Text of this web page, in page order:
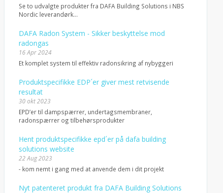
Se to udvalgte produkter fra DAFA Building Solutions i NBS
Nordic leverandørk...
DAFA Radon System - Sikker beskyttelse mod
radongas
16 Apr 2024
Et komplet system til effektiv radonsikring af nybyggeri
Produktspecifikke EDP´er giver mest retvisende
resultat
30 okt 2023
EPD’er til dampspærrer, undertagsmembraner,
radonspærrer og tilbehørsprodukter
Hent produktspecifikke epd´er på dafa building
solutions website
22 Aug 2023
- kom nemt i gang med at anvende dem i dit projekt
Nyt patenteret produkt fra DAFA Building Solutions